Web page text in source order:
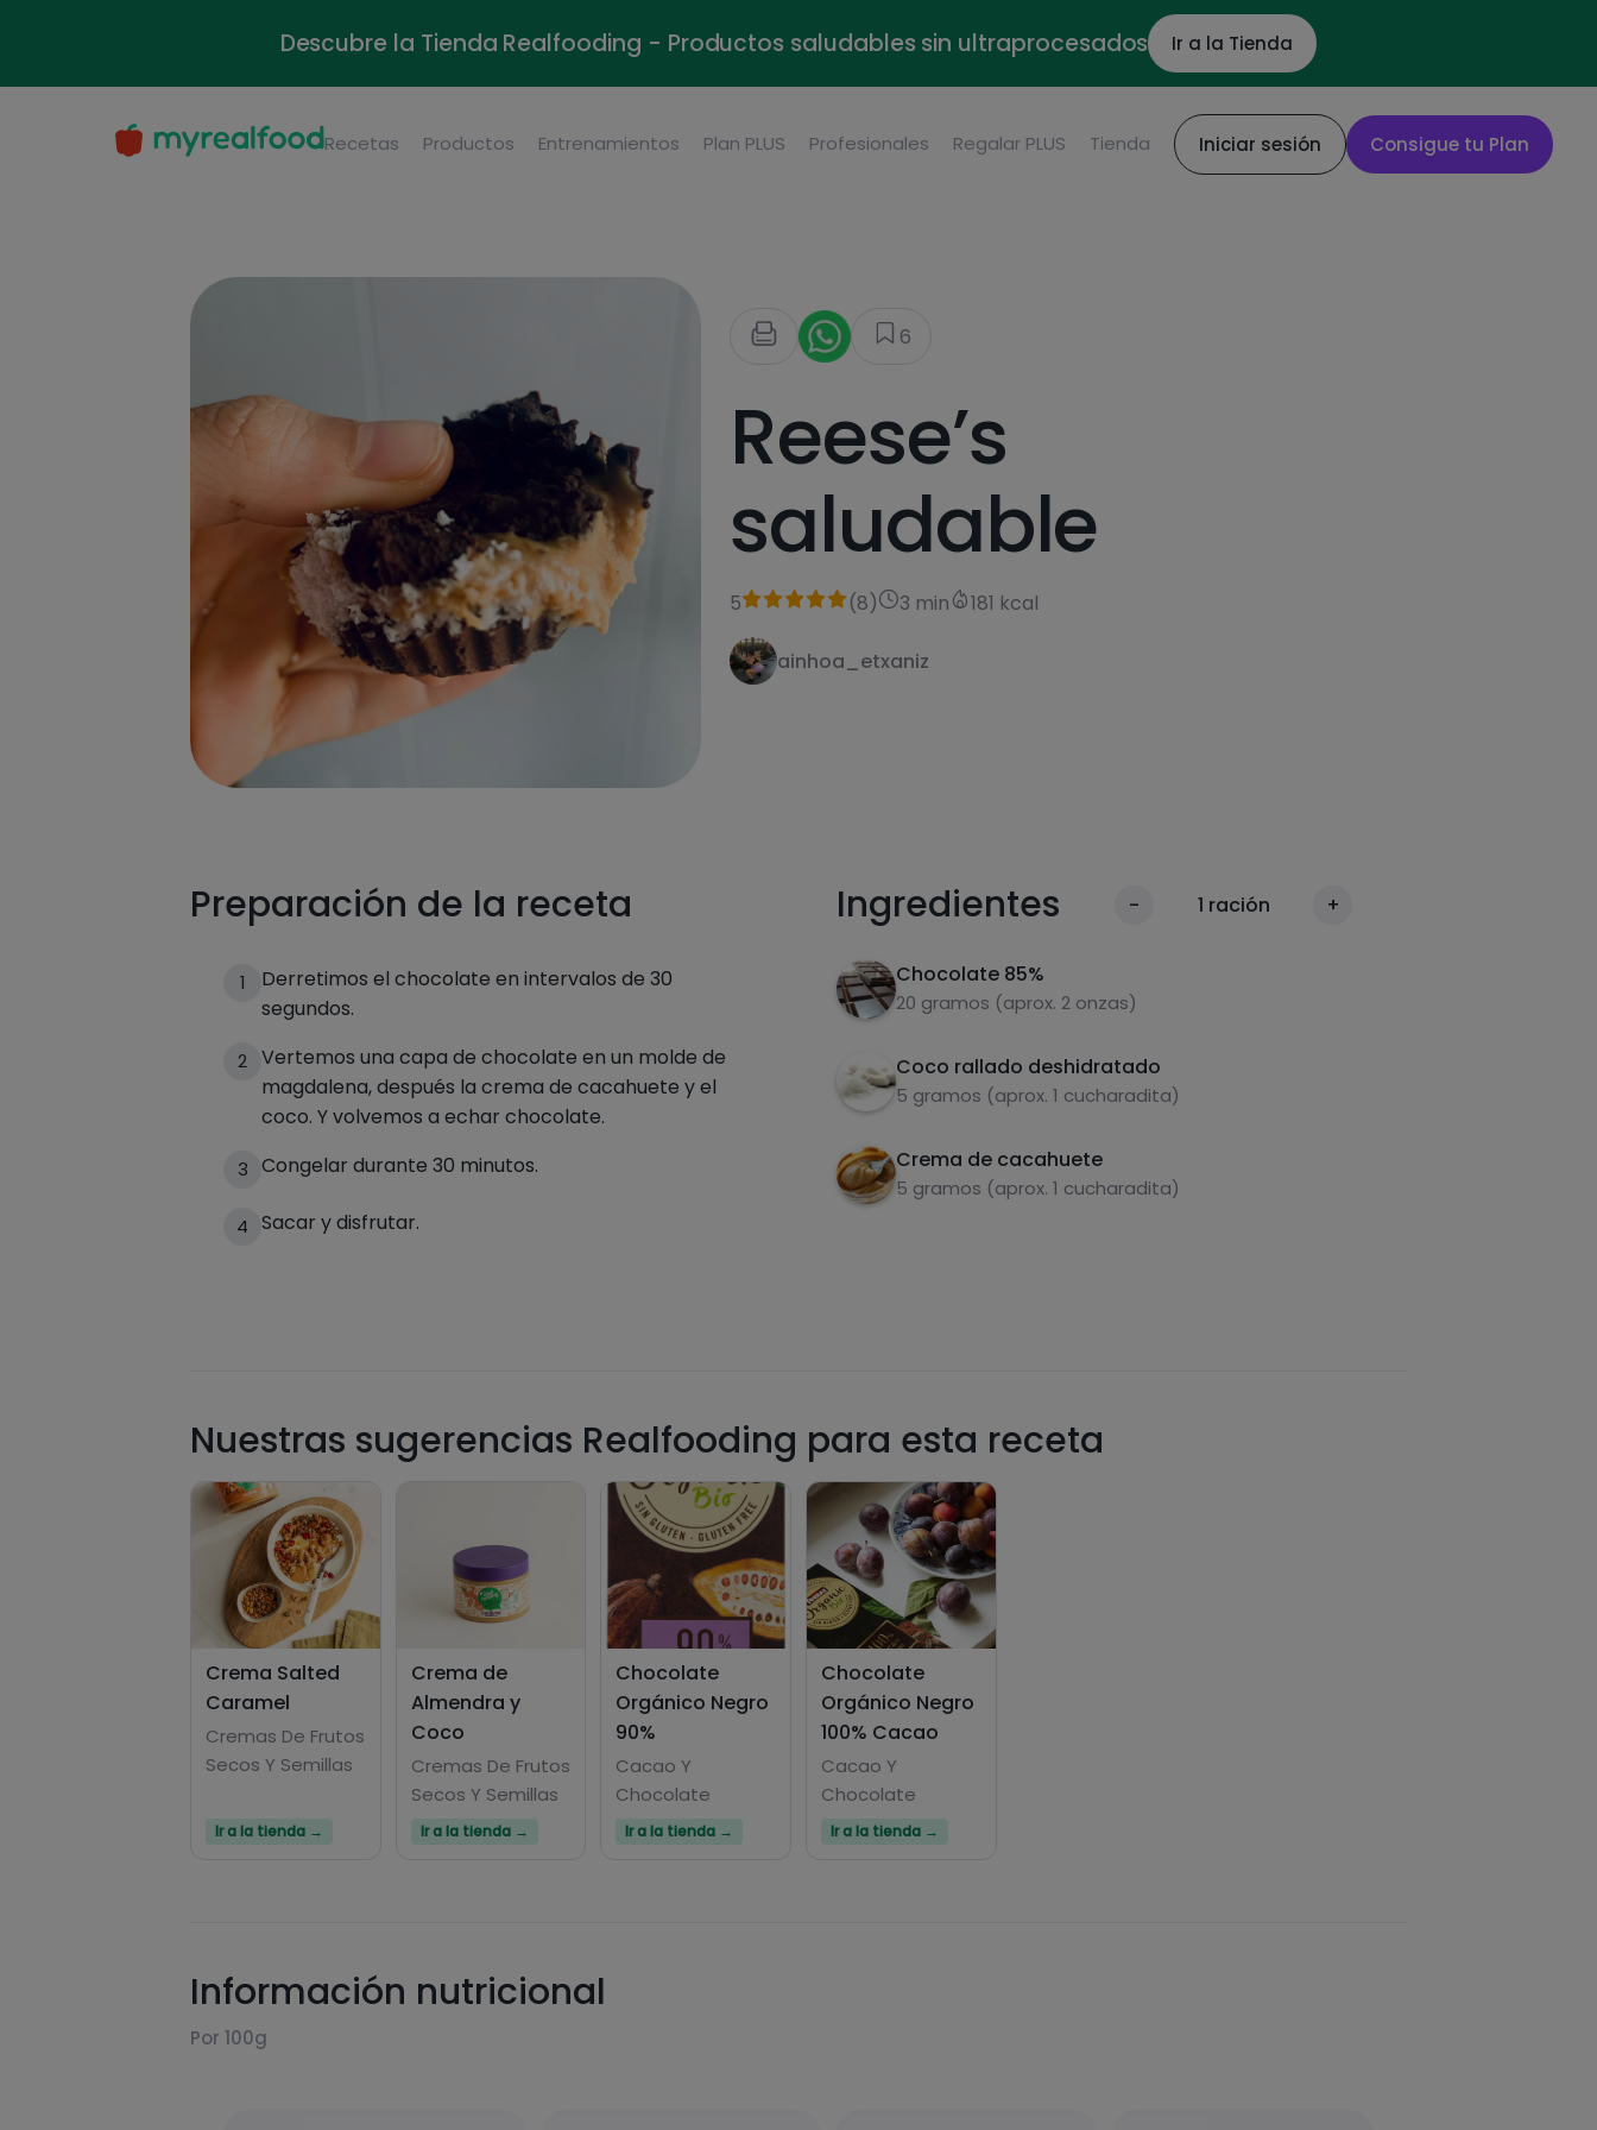
Descubre la Tienda Realfooding - Productos saludables sin ultraprocesados Ir a la Tienda
Recetas Productos Entrenamientos Plan PLUS Profesionales Regalar PLUS Tienda Iniciar sesión Consigue tu Plan
6
Reese’s
saludable
5 (8) 3 min 181 kcal
ainhoa_etxaniz
Preparación de la receta
1
Derretimos el chocolate en intervalos de 30
segundos.
2 Vertemos una capa de chocolate en un molde de
magdalena, después la crema de cacahuete y el
coco. Y volvemos a echar chocolate.
3 Congelar durante 30 minutos.
4 Sacar y disfrutar.
Ingredientes - 1 ración +
Chocolate 85%
20 gramos (aprox. 2 onzas)
Coco rallado deshidratado
5 gramos (aprox. 1 cucharadita)
Crema de cacahuete
5 gramos (aprox. 1 cucharadita)
Nuestras sugerencias Realfooding para esta receta
Crema Salted
Caramel
Cremas De Frutos
Secos Y Semillas
Ir a la tienda →
Crema de
Almendra y
Coco
Cremas De Frutos
Secos Y Semillas
Ir a la tienda →
Chocolate
Orgánico Negro
90%
Cacao Y
Chocolate
Ir a la tienda →
Chocolate
Orgánico Negro
100% Cacao
Cacao Y
Chocolate
Ir a la tienda →
Información nutricional
Por 100g